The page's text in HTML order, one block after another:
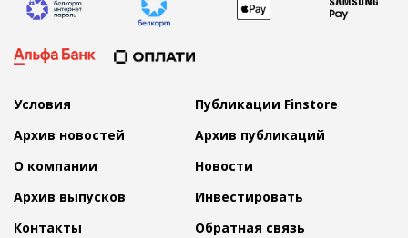
Условия
Публикации Finstore
Архив новостей
Архив публикаций
О компании
Новости
Архив выпусков
Инвестировать
Контакты
Обратная связь